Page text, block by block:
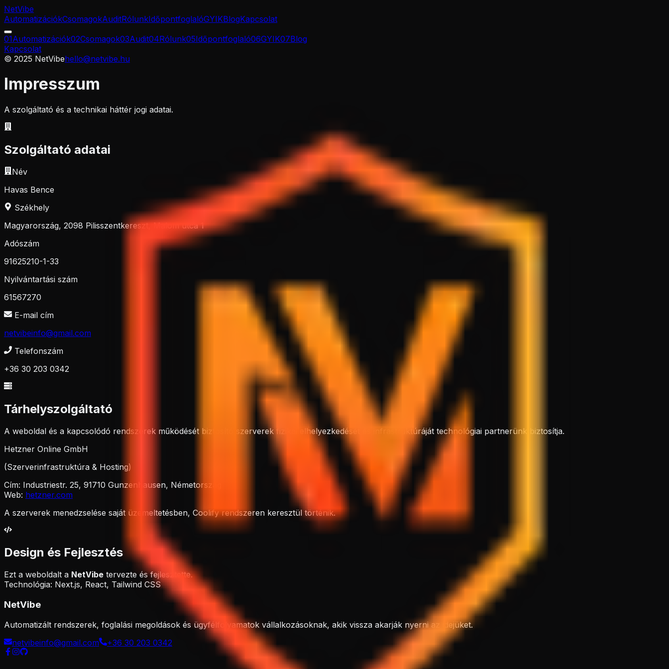
NetVibe
AutomatizációkCsomagokAuditRólunkIdőpontfoglalóGYIKBlogKapcsolat
01Automatizációk02Csomagok03Audit04Rólunk05Időpontfoglaló06GYIK07Blog
Kapcsolat
© 2025 NetVibehello@netvibe.hu
Impresszum
A szolgáltató és a technikai háttér jogi adatai.
Szolgáltató adatai
Név
Havas Bence
Székhely
Magyarország, 2098 Pilisszentkereszt, Malom utca 1
Adószám
91625210-1-33
Nyilvántartási szám
61567270
E-mail cím
netvibeinfo@gmail.com
Telefonszám
+36 30 203 0342
Tárhelyszolgáltató
A weboldal és a kapcsolódó rendszerek működését biztosító szerverek fizikai elhelyezkedését és infrastruktúráját technológiai partnerünk biztosítja.
Hetzner Online GmbH
(Szerverinfrastruktúra & Hosting)
Cím: Industriestr. 25, 91710 Gunzenhausen, Németország
Web: hetzner.com
A szerverek menedzselése saját üzemeltetésben, Coolify rendszeren keresztül történik.
Design és Fejlesztés
Ezt a weboldalt a NetVibe tervezte és fejlesztette.
Technológia: Next.js, React, Tailwind CSS
NetVibe
Automatizált rendszerek, foglalási megoldások és ügyfélfolyamatok vállalkozásoknak, akik vissza akarják nyerni az idejüket.
netvibeinfo@gmail.com
+36 30 203 0342